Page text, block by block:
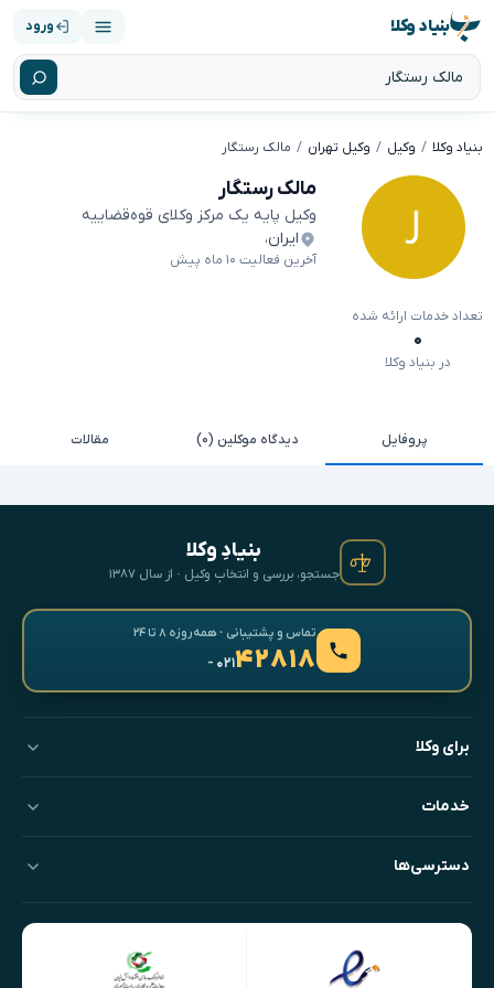
بنیاد وکلا ورود
بنیاد وکلا وکیل وکیل تهران مالک رستگار
مالک رستگار
وکیل پایه یک مرکز وکلای قوه‌قضاییه
ایران،
آخرین فعالیت ۱۰ ماه پیش
تعداد خدمات ارائه شده
۰
در بنیاد وکلا
پروفایل دیدگاه موکلین (۰) مقالات
بنیادِ وکلا
جستجو، بررسی و انتخابِ وکیل · از سال ۱۳۸۷
تماس و پشتیبانی · همه‌روزه ۸ تا ۲۴
۴۲۸۱۸- ۰۲۱
برای وکلا
خدمات
دسترسی‌ها